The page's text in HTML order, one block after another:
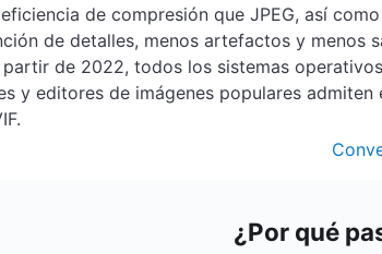
de compresión que JPEG, así como
de detalles, menos artefactos y menos
de 2022, todos los sistemas
y editores de imágenes populares admiten
¿Por qué